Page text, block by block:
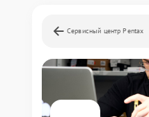
Сервисный центр Pentax